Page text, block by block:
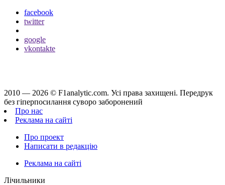
facebook
twitter
google
vkontakte
2010 — 2026 © F1analytic.com. Усi права захищенi. Передрук
без гіперпосилання суворо заборонений
Про нас
Реклама на сайті
Про проект
Написати в редакцію
Реклама на сайті
Лічильники